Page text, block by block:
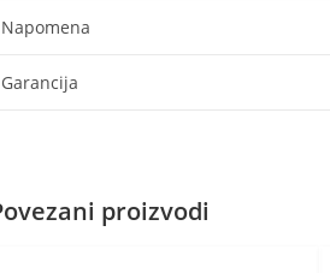
Napomena
Garancija
proizvodi